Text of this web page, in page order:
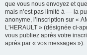
que vous nous envoyez et
mais n’est pas limité à — la
anonyme, l’inscription sur «
L'HERAULT » (désignée ci-
vous publiez après votre
après par « vos messages »).